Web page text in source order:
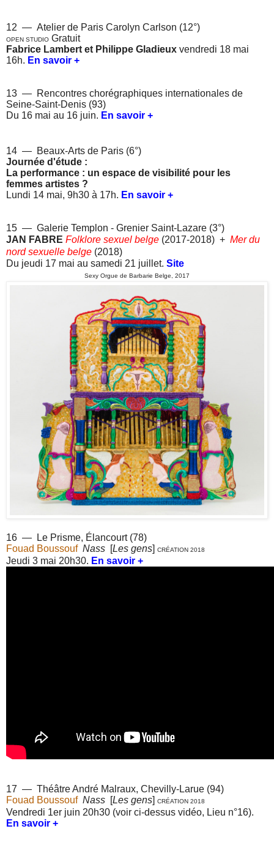
12 — Atelier de Paris Carolyn Carlson (12°)
OPEN STUDIO Gratuit
Fabrice Lambert et Philippe Gladieux vendredi 18 mai
16h. En savoir +
13 — Rencontres chorégraphiques internationales de
Seine-Saint-Denis (93)
Du 16 mai au 16 juin. En savoir +
14 — Beaux-Arts de Paris (6°)
Journée d'étude :
La performance : un espace de visibilité pour les
femmes artistes ?
Lundi 14 mai, 9h30 à 17h. En savoir +
15 — Galerie Templon - Grenier Saint-Lazare (3°)
JAN FABRE Folklore sexuel belge (2017-2018) + Mer du
nord sexuelle belge (2018)
Du jeudi 17 mai au samedi 21 juillet. Site
Sexy Orgue de Barbarie Belge, 2017
16 — Le Prisme, Élancourt (78)
Fouad Boussouf Nass [Les gens] CRÉATION 2018
Jeudi 3 mai 20h30. En savoir +
17 — Théâtre André Malraux, Chevilly-Larue (94)
Fouad Boussouf Nass [Les gens] CRÉATION 2018
Vendredi 1er juin 20h30 (voir ci-dessus vidéo, Lieu n°16).
En savoir +